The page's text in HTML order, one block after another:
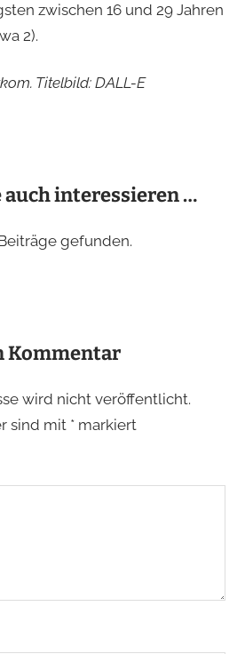
zwischen 16 und 29 Jahren
2).
Titelbild: DALL-E
auch interessieren …
gefunden.
Kommentar
wird nicht veröffentlicht.
sind mit *markiert